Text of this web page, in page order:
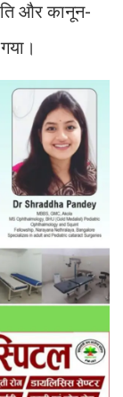
और कानून-